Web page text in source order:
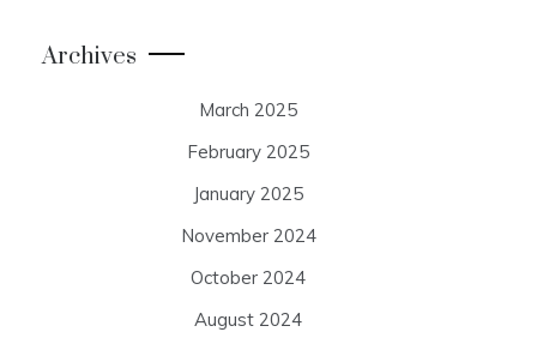
Archives
March 2025
February 2025
January 2025
November 2024
October 2024
August 2024